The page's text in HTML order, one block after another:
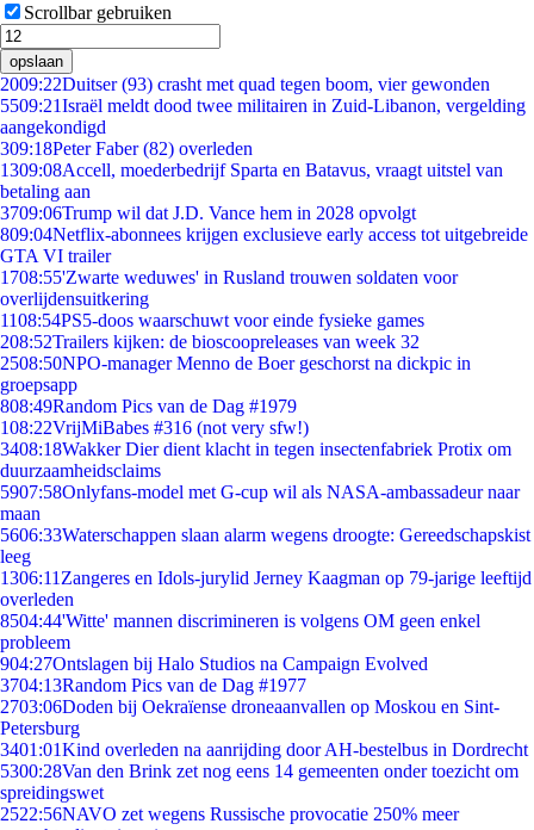
Scrollbar gebruiken
opslaan
2009:22Duitser (93) crasht met quad tegen boom, vier gewonden
5509:21Israël meldt dood twee militairen in Zuid-Libanon, vergelding
aangekondigd
309:18Peter Faber (82) overleden
1309:08Accell, moederbedrijf Sparta en Batavus, vraagt uitstel van
betaling aan
3709:06Trump wil dat J.D. Vance hem in 2028 opvolgt
809:04Netflix-abonnees krijgen exclusieve early access tot uitgebreide
GTA VI trailer
1708:55'Zwarte weduwes' in Rusland trouwen soldaten voor
overlijdensuitkering
1108:54PS5-doos waarschuwt voor einde fysieke games
208:52Trailers kijken: de bioscoopreleases van week 32
2508:50NPO-manager Menno de Boer geschorst na dickpic in
groepsapp
808:49Random Pics van de Dag #1979
108:22VrijMiBabes #316 (not very sfw!)
3408:18Wakker Dier dient klacht in tegen insectenfabriek Protix om
duurzaamheidsclaims
5907:58Onlyfans-model met G-cup wil als NASA-ambassadeur naar
maan
5606:33Waterschappen slaan alarm wegens droogte: Gereedschapskist
leeg
1306:11 Zangeres en Idols-jurylid Jerney Kaagman op 79-jarige leeftijd
overleden
8504:44'Witte' mannen discrimineren is volgens OM geen enkel
probleem
904:27Ontslagen bij Halo Studios na Campaign Evolved
3704:13Random Pics van de Dag #1977
2703:06Doden bij Oekraïense droneaanvallen op Moskou en Sint-
Petersburg
3401:01Kind overleden na aanrijding door AH-bestelbus in Dordrecht
5300:28Van den Brink zet nog eens 14 gemeenten onder toezicht om
spreidingswet
2522:56NAVO zet wegens Russische provocatie 250% meer